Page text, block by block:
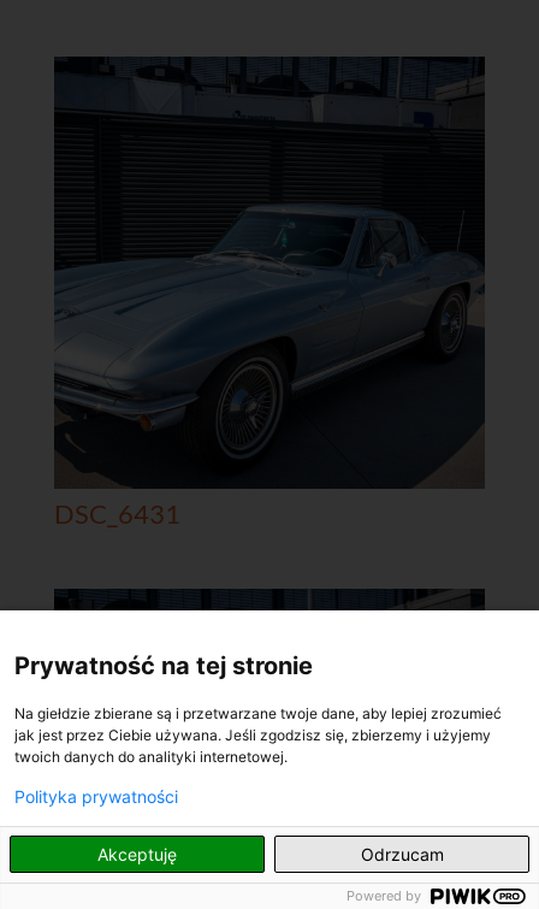
DSC_6431
PL
Prywatność na tej stronie
Na giełdzie zbierane są i przetwarzane twoje dane, aby lepiej zrozumieć
jak jest przez Ciebie używana. Jeśli zgodzisz się, zbierzemy i użyjemy
twoich danych do analityki internetowej.
Polityka prywatności
Akceptuję Odrzucam
Powered by